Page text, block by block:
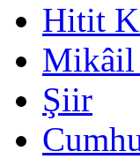
Hitit
Mikâil
Şiir